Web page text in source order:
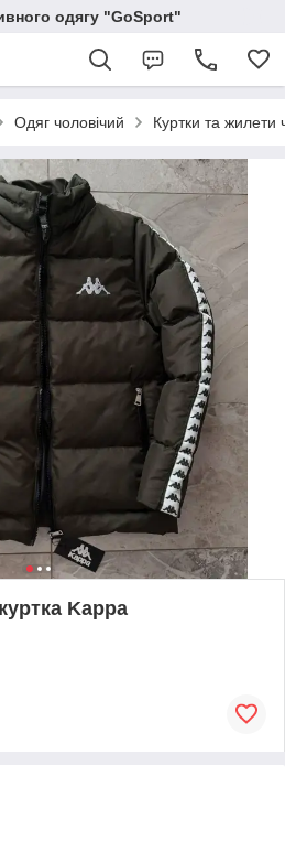
одягу "GoSport"
Одяг чоловічий Куртки та жилети
Kappa